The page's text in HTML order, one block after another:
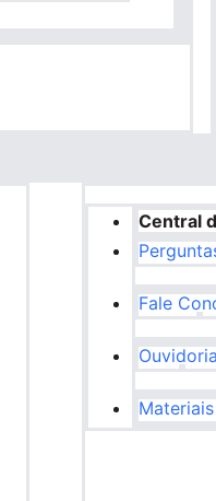
Central
Fale
Ouvidoria